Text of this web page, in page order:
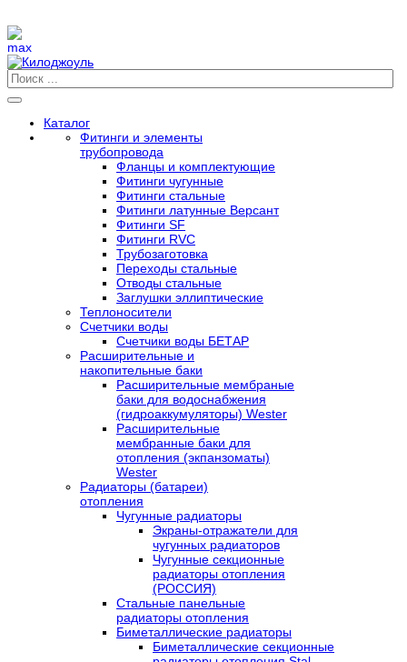
Каталог
Фитинги и элементы
трубопровода
Фланцы и комплектующие
Фитинги чугунные
Фитинги стальные
Фитинги латунные Версант
Фитинги SF
Фитинги RVC
Трубозаготовка
Переходы стальные
Отводы стальные
Заглушки эллиптические
Теплоносители
Счетчики воды
Счетчики воды БЕТАР
Расширительные и
накопительные баки
Расширительные мембраные
баки для водоснабжения
(гидроаккумуляторы) Wester
Расширительные
мембранные баки для
отопления (экпанзоматы)
Wester
Радиаторы (батареи)
отопления
Чугунные радиаторы
Экраны-отражатели для
чугунных радиаторов
Чугунные секционные
радиаторы отопления
(РОССИЯ)
Стальные панельные
радиаторы отопления
Биметаллические радиаторы
Биметаллические секционные